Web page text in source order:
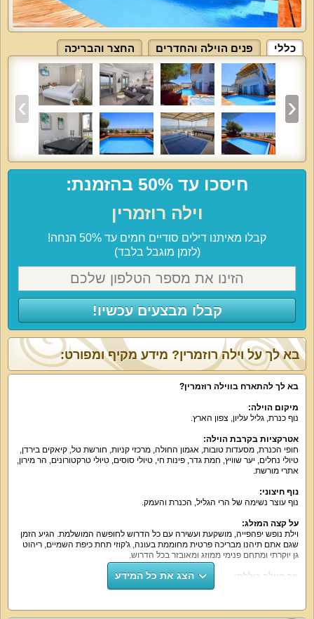
כללי פנים הוילה והחדרים החצר והבריכה
חיסכו עד 50% בהזמנת:
וילה רוזמרין
קבלו מאיתנו דילים סודיים חמים עד 50% הנחה!
(לזמן מוגבל בלבד)
קבלו מבצעים עכשיו!
בא לך על וילה רוזמרין? מידע מקיף ומפורט:
בא לך להתארח בווילה רוזמרין?
מיקום הוילה:
נוף כנרת, גליל עליון, צפון הארץ.
אטרקציות בקרבת הוילה:
חופי הכנרת, מסעדות טובות, אגמון החולה, מרכזי קניות, חורשת טל, קיאקים בירדן,
טיולי נחלים, יער שוויץ, חמת גדר, פינות חי, טיולי סוסים, טיולי טרקטורונים, הר מירון,
אתרי מורשת.
נוף חיצוני:
נוף עוצר נשימה של הרי הגליל, הכנרת והעמק.
על קצה המזלג:
וילת נופש יפהפייה, מושקעת ועשירה עם כל הדרוש לחופשה המושלמת. הגיע הזמן
שגם אתם תיהנו מבריכה פרטית מחוממת בעונה, ג'קוזי תחת כיפת השמיים, ריהוט
גן יוקרתי ומתחם פנימי ממוזג ומאובזר בכל הדרוש.
מה הוילה כוללת
9 חדרי שינה זוגיים מרווחים עם מיטה זוגית, מזרן אורתופדי, מיזוג אוויר, שידות, ארון
שירותים.
הצג את כל המידע